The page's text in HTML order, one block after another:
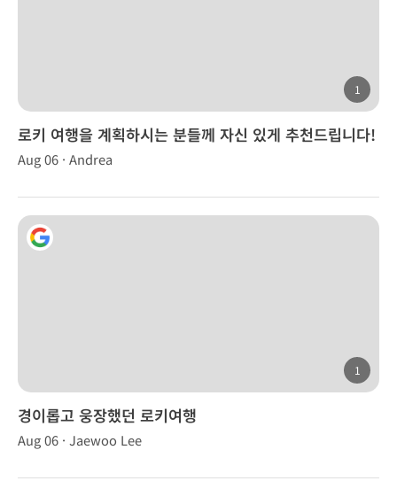
1
로키 여행을 계획하시는 분들께 자신 있게 추천드립니다!
Aug 06 · Andrea
1
경이롭고 웅장했던 로키여행
Aug 06 · Jaewoo Lee